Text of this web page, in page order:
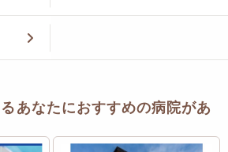
あなたにおすすめの病院があ